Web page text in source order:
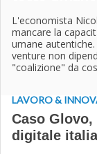
L'economista
mancare la
umane
venture non
"coalizione" da
LAVORO &
Caso
digitale